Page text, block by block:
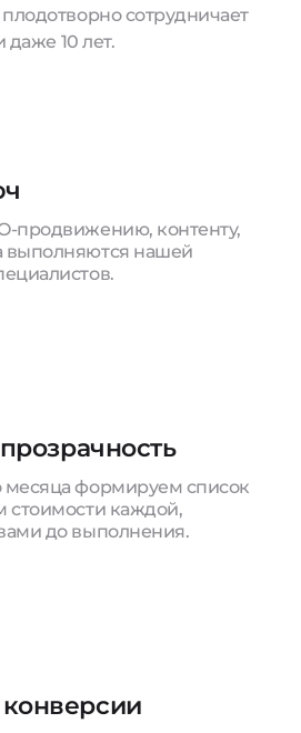
сотрудничает
даже 10 лет.
продвижению, контенту,
выполняются нашей
месяца формируем список
стоимости каждой,
до выполнения.